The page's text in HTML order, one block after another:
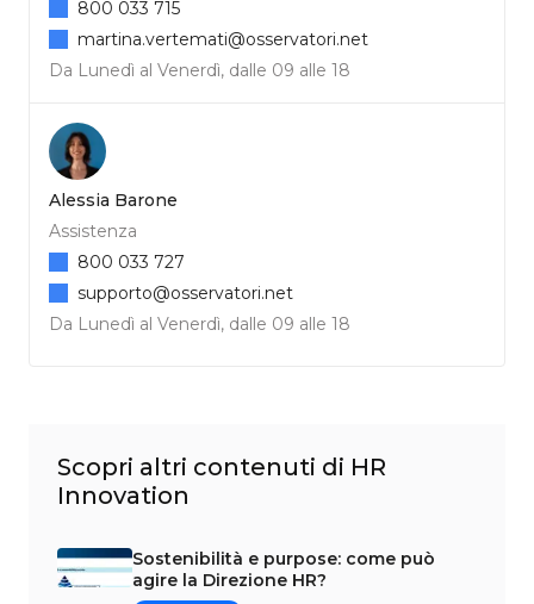
Da Lunedì al Venerdì, dalle 09 alle 18
800 033 715
martina.vertemati@osservatori.net
Alessia Barone
Assistenza
Da Lunedì al Venerdì, dalle 09 alle 18
800 033 727
supporto@osservatori.net
Scopri altri contenuti di HR
Innovation
Sostenibilità e purpose: come può
agire la Direzione HR?